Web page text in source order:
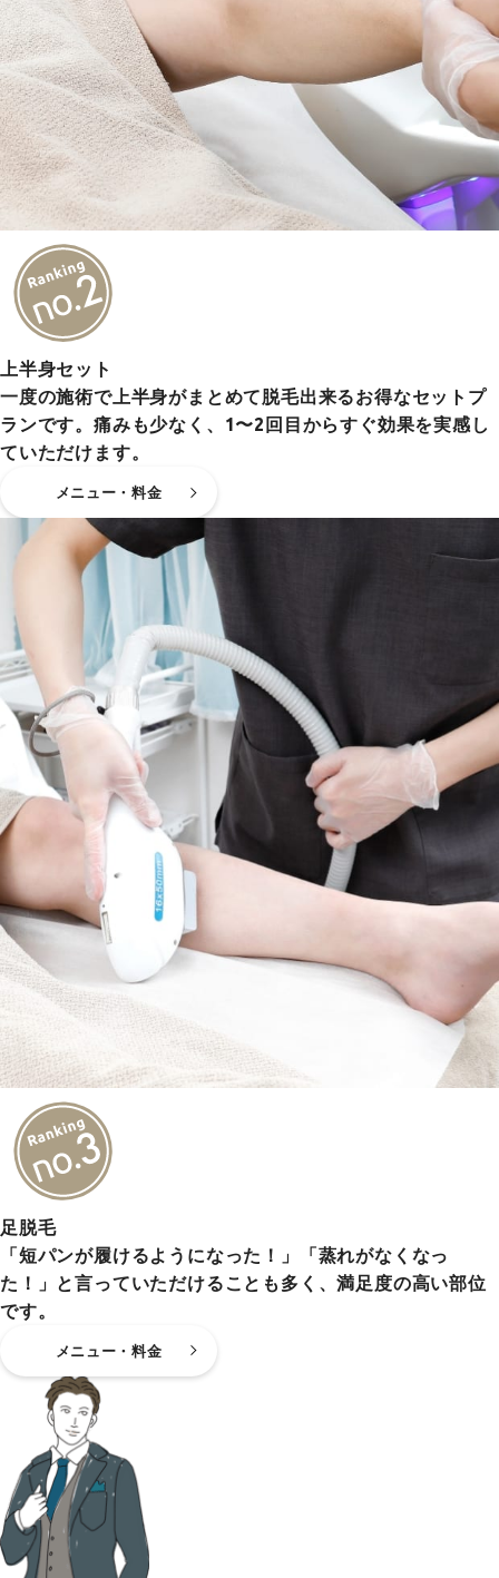
上半身セット
一度の施術で上半身がまとめて脱毛出来るお得なセットプ
ランです。痛みも少なく、1〜2回目からすぐ効果を実感し
ていただけます。
メニュー・料金
足脱毛
「短パンが履けるようになった！」「蒸れがなくなっ
た！」と言っていただけることも多く、満足度の高い部位
です。
メニュー・料金